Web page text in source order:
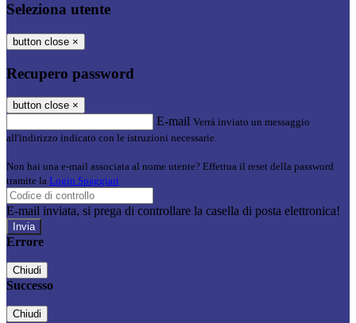
Seleziona utente
button close ×
Recupero password
button close ×
E-mail Verrà inviato un messaggio
all'indirizzo indicato con le istruzioni necessarie.
Non hai una e-mail associata al nome utente? Effettua il reset della password
tramite la Login Spaggiari
E-mail inviata, si prega di controllare la casella di posta elettronica!
Errore
Chiudi
Successo
Chiudi